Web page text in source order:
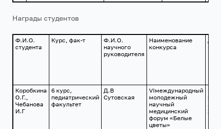
Награды студентов
Ф.И.О.
студента
Курс, фак-т
Ф.И.О.
научного
руководителя
Наименование
конкурса
Коробкина
О.Г.,
Чебанова
И.Г
6 курс,
педиатрический
факультет
Д.В
Сутовская
VIмеждународный
молодежный
научный
медицинский
форум «Белые
цветы»
10-